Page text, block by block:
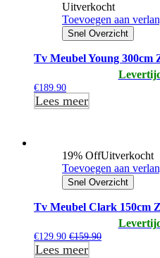
Uitverkocht
Toevoegen aan
Snel Overzicht
Tv Meubel Young 300cm
€189.90
Lees meer
19% OffUitverkocht
Toevoegen aan
Snel Overzicht
Tv Meubel Clark 150cm
€129.90 €159.90
Lees meer